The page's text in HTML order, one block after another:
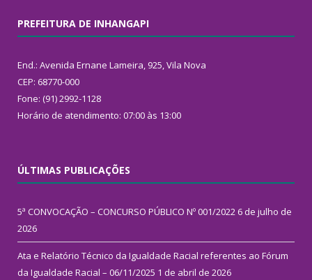
PREFEITURA DE INHANGAPI
End.: Avenida Ernane Lameira, 925, Vila Nova
CEP: 68770-000
Fone: (91) 2992-1128
Horário de atendimento: 07:00 às 13:00
ÚLTIMAS PUBLICAÇÕES
5ª CONVOCAÇÃO – CONCURSO PÚBLICO Nº 001/2022 6 de julho de
2026
Ata e Relatório Técnico da Igualdade Racial referentes ao Fórum
da Igualdade Racial – 06/11/2025 1 de abril de 2026